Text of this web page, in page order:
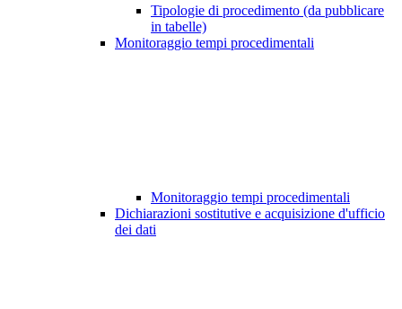
Tipologie di procedimento (da pubblicare
in tabelle)
Monitoraggio tempi procedimentali
Monitoraggio tempi procedimentali
Dichiarazioni sostitutive e acquisizione d'ufficio
dei dati